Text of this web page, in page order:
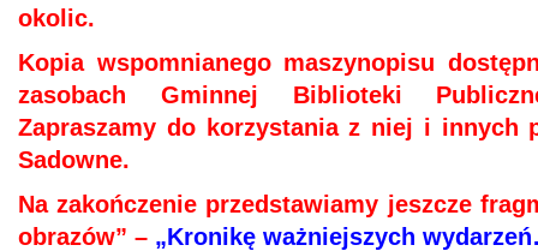
okolic.
Kopia wspomnianego maszynopisu
zasobach Gminnej Biblioteki
Zapraszamy do korzystania z niej i innych
Sadowne.
Na zakończenie przedstawiamy jeszcze
obrazów” – „Kronikę ważniejszych